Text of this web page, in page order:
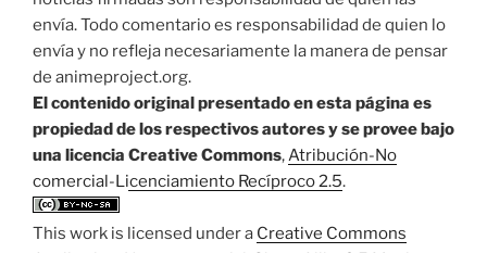
envía. Todo comentario es responsabilidad de quien lo
envía y no refleja necesariamente la manera de pensar
de animeproject.org.
El contenido original presentado en esta página es
propiedad de los respectivos autores y se provee bajo
una licencia Creative Commons,Atribución-No
comercial-Licenciamiento Recíproco 2.5.
This work is licensed under a Creative Commons